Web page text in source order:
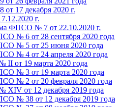
17 декабря 2020 г.
г.
ФПСО № 7 от 22.10.2020 г.
№ 6 от 28 сентября 2020 года
№ 5 от 25 июня 2020 года
№ 4 от 24 апреля 2020 года
от 19 марта 2020 года
№ 3 от 19 марта 2020 года
№ 2 от 20 февраля 2020 года
от 12 декабря 2019 года
№ 38 от 12 декабря 2019 года